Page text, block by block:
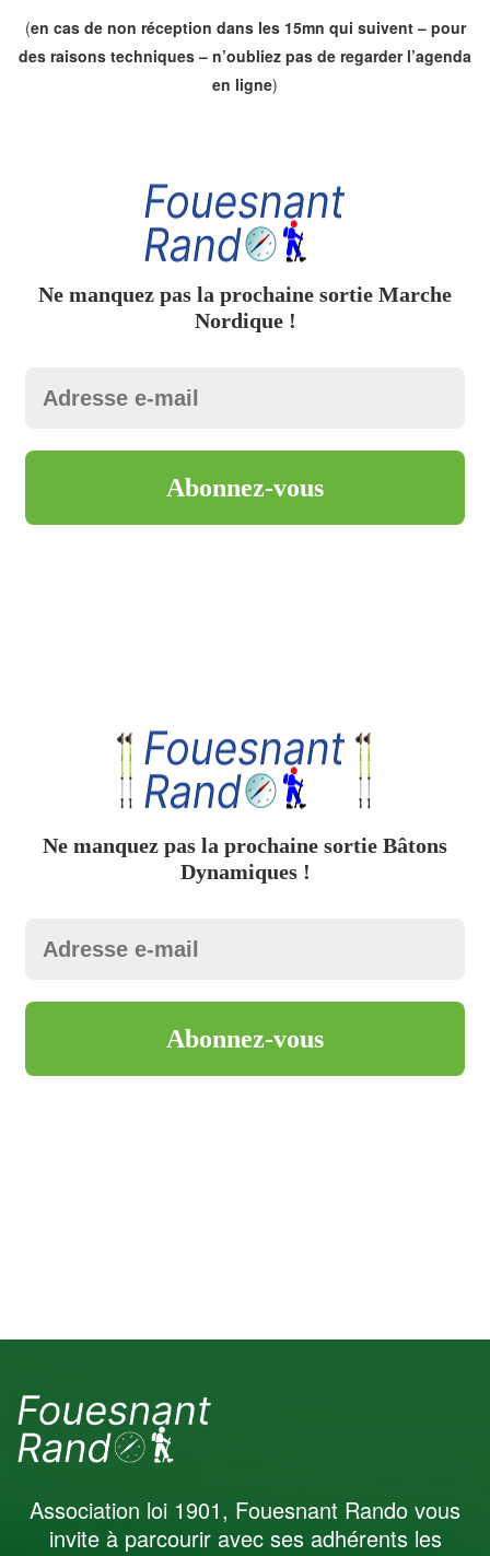
(en cas de non réception dans les 15mn qui suivent – pour
des raisons techniques – n’oubliez pas de regarder l’agenda
en ligne)
Association loi 1901, Fouesnant Rando vous
invite à parcourir avec ses adhérents les